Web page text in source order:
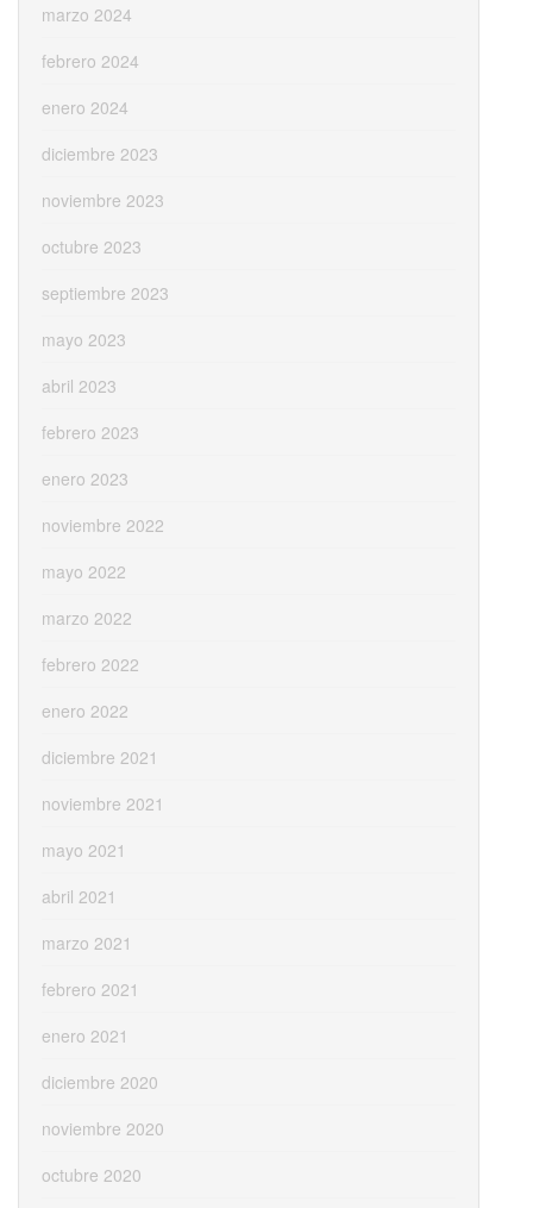
marzo 2024
febrero 2024
enero 2024
diciembre 2023
noviembre 2023
octubre 2023
septiembre 2023
mayo 2023
abril 2023
febrero 2023
enero 2023
noviembre 2022
mayo 2022
marzo 2022
febrero 2022
enero 2022
diciembre 2021
noviembre 2021
mayo 2021
abril 2021
marzo 2021
febrero 2021
enero 2021
diciembre 2020
noviembre 2020
octubre 2020